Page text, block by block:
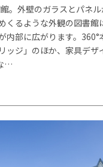
。外壁のガラスとパネ
くるような外観の図書館
内部に広がります。
ッジ」のほか、家具デザ
…